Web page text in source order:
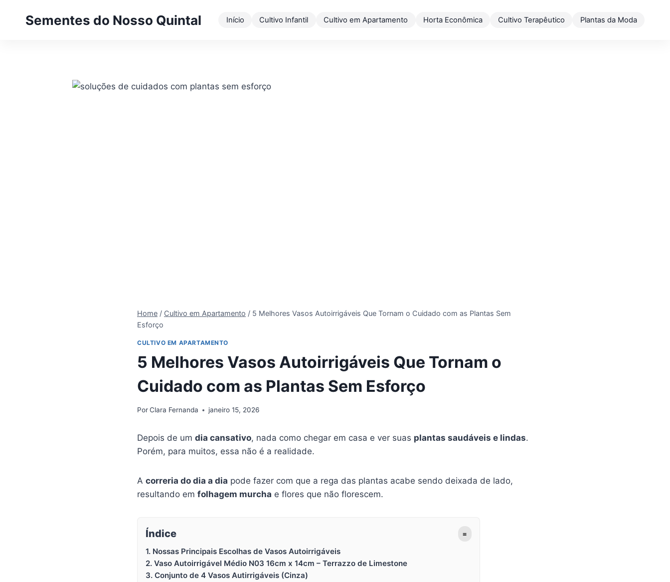
Sementes do Nosso Quintal Início Cultivo Infantil Cultivo em Apartamento Horta Econômica Cultivo Terapêutico Plantas da Moda
Home / Cultivo em Apartamento / 5 Melhores Vasos Autoirrigáveis Que Tornam o Cuidado com as Plantas Sem
Esforço
CULTIVO EM APARTAMENTO
5 Melhores Vasos Autoirrigáveis Que Tornam o
Cuidado com as Plantas Sem Esforço
PorClara Fernanda janeiro 15, 2026
Depois de um dia cansativo, nada como chegar em casa e ver suas plantas saudáveis e lindas.
Porém, para muitos, essa não é a realidade.
A correria do dia a dia pode fazer com que a rega das plantas acabe sendo deixada de lado,
resultando em folhagem murcha e flores que não florescem.
Índice ≡
1. Nossas Principais Escolhas de Vasos Autoirrigáveis
2. Vaso Autoirrigável Médio N03 16cm x 14cm – Terrazzo de Limestone
3. Conjunto de 4 Vasos Autirrigáveis (Cinza)